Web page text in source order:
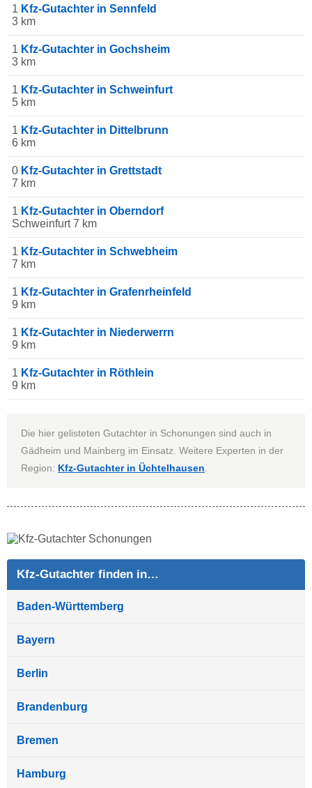
1 Kfz-Gutachter in Sennfeld
3 km
1 Kfz-Gutachter in Gochsheim
3 km
1 Kfz-Gutachter in Schweinfurt
5 km
1 Kfz-Gutachter in Dittelbrunn
6 km
0 Kfz-Gutachter in Grettstadt
7 km
1 Kfz-Gutachter in Oberndorf
Schweinfurt 7 km
1 Kfz-Gutachter in Schwebheim
7 km
1 Kfz-Gutachter in Grafenrheinfeld
9 km
1 Kfz-Gutachter in Niederwerrn
9 km
1 Kfz-Gutachter in Röthlein
9 km
Die hier gelisteten Gutachter in Schonungen sind auch in
Gädheim und Mainberg im Einsatz. Weitere Experten in der
Region: Kfz-Gutachter in Üchtelhausen.
Kfz-Gutachter finden in…
Baden-Württemberg
Bayern
Berlin
Brandenburg
Bremen
Hamburg